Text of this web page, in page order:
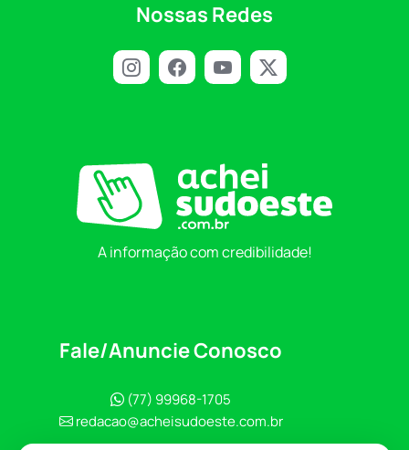
Nossas Redes
A informação com credibilidade!
Fale/Anuncie Conosco
(77) 99968-1705
redacao@acheisudoeste.com.br